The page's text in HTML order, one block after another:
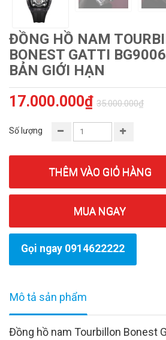
ĐỒNG HỒ NAM
BONEST GATTI
BẢN GIỚI HẠN
17.000.000₫ 35.000.000₫
Số lượng
THÊM VÀO GIỎ HÀNG
MUA NGAY
Gọi ngay 0914622222
Mô tả sản phẩm
Đồng hồ nam Tourbillon Bonest